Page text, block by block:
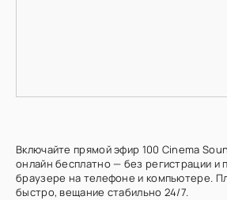
Включайте прямой эфир 100 Cinema
онлайн бесплатно — без регистрации и
браузере на телефоне и компьютере.
быстро, вещание стабильно 24/7.